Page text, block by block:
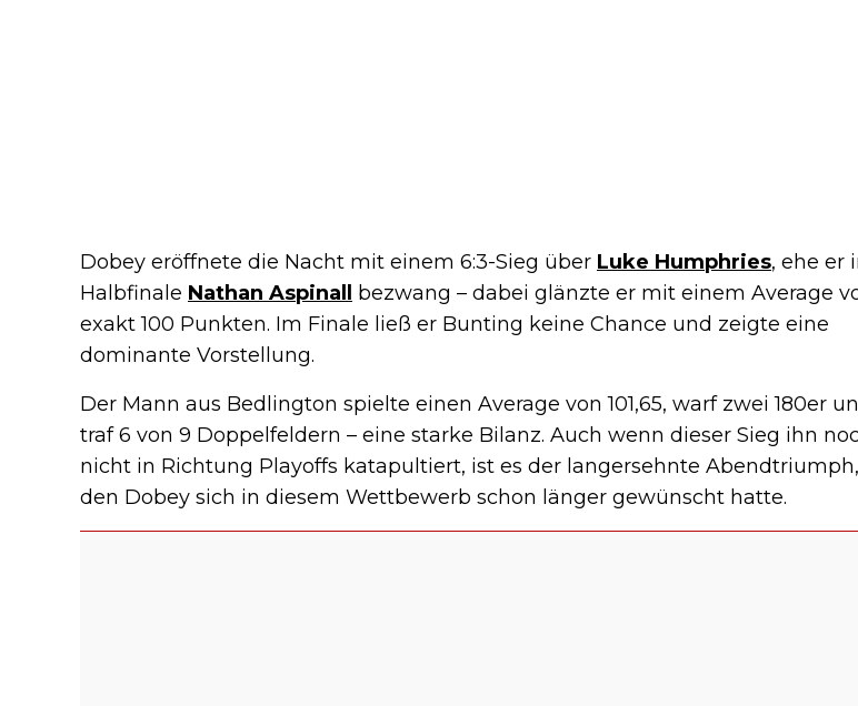
Dobey eröffnete die Nacht mit einem 6:3-Sieg über Luke Humphries, ehe er
Halbfinale Nathan Aspinall
bezwang – dabei glänzte er mit einem Average
exakt 100 Punkten. Im Finale ließ er Bunting keine Chance und zeigte eine
dominante Vorstellung.
Der Mann aus Bedlington spielte einen Average von 101,65, warf zwei 180er
traf 6 von 9 Doppelfeldern – eine starke Bilanz. Auch wenn dieser Sieg ihn
nicht in Richtung Playoffs katapultiert, ist es der langersehnte Abendtriumph,
den Dobey sich in diesem Wettbewerb schon länger gewünscht hatte.